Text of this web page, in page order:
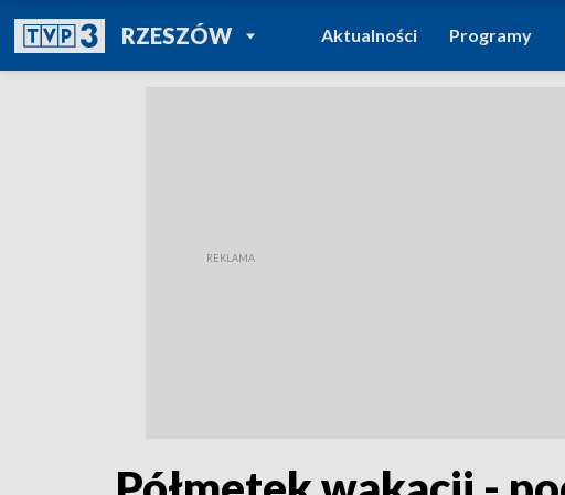
RZESZÓWPOWRÓT DO
TVP REGIONY
Aktualności Programy